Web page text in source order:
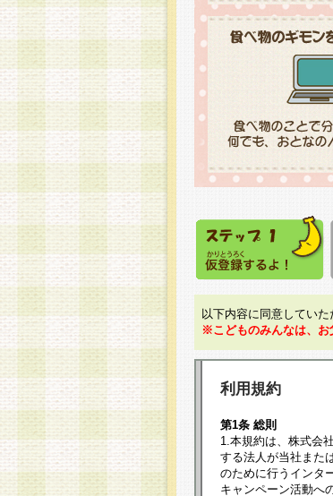
以下内容に同意していた
※こどものみんなは、お
利用規約
第1条 総則
1.本規約は、株式会
する法人が当社また
のために行うインタ
キャンペーン活動へ